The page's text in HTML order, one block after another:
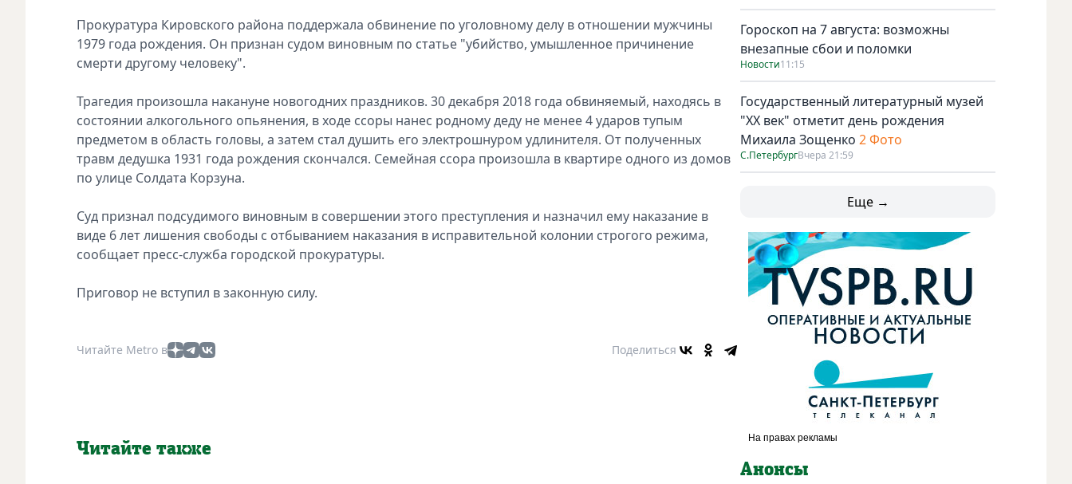
Прокуратура Кировского района поддержала обвинение по уголовному делу в отношении мужчины
1979 года рождения. Он признан судом виновным по статье "убийство, умышленное причинение
смерти другому человеку".
Трагедия произошла накануне новогодних праздников. 30 декабря 2018 года обвиняемый, находясь в
состоянии алкогольного опьянения, в ходе ссоры нанес родному деду не менее 4 ударов тупым
предметом в область головы, а затем стал душить его электрошнуром удлинителя. От полученных
травм дедушка 1931 года рождения скончался. Семейная ссора произошла в квартире одного из домов
по улице Солдата Корзуна.
Суд признал подсудимого виновным в совершении этого преступления и назначил ему наказание в
виде 6 лет лишения свободы с отбыванием наказания в исправительной колонии строгого режима,
сообщает пресс-служба городской прокуратуры.
Приговор не вступил в законную силу.
Читайте Metro в Поделиться
Читайте также
Гороскоп на 7 августа: возможны
внезапные сбои и поломки
Новости11:15
Государственный литературный музей
"ХХ век" отметит день рождения
Михаила Зощенко 2 Фото
С.ПетербургВчера 21:59
Еще →
Анонсы